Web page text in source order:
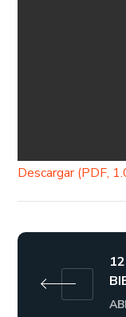
Descargar (PDF,